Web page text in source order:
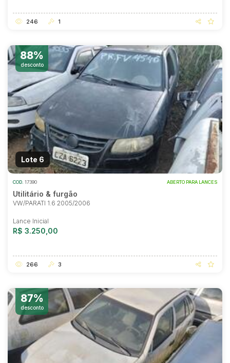
246 1
88%
desconto
Lote 6
COD. 17390 ABERTO PARA LANCES
Utilitário & furgão
VW/PARATI 1.6 2005/2006
Lance Inicial
R$ 3.250,00
266 3
87%
desconto